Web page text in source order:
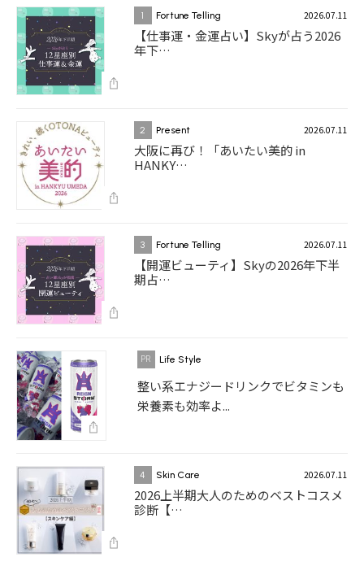
1 Fortune Telling 2026.07.11
【仕事運・金運占い】Skyが占う2026
年下…
2 Present 2026.07.11
大阪に再び！「あいたい美的 in
HANKY…
3 Fortune Telling 2026.07.11
【開運ビューティ】Skyの2026年下半
期占…
Life Style
整い系エナジードリンクでビタミンも
栄養素も効率よ...
4 Skin Care 2026.07.11
2026上半期大人のためのベストコスメ
診断【…